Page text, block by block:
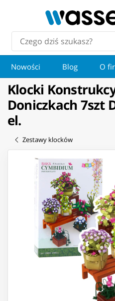
Nowości Blog O
Klocki
Doniczkach 7szt
el.
Zestawy klocków